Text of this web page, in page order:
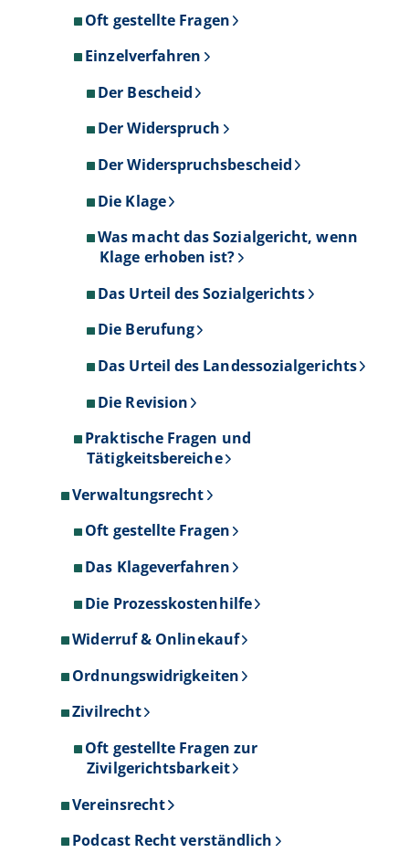
Oft gestellte Fragen
Einzelverfahren
Der Bescheid
Der Widerspruch
Der Widerspruchsbescheid
Die Klage
Was macht das Sozialgericht, wenn
Klage erhoben ist?
Das Urteil des Sozialgerichts
Die Berufung
Das Urteil des Landessozialgerichts
Die Revision
Praktische Fragen und
Tätigkeitsbereiche
Verwaltungsrecht
Oft gestellte Fragen
Das Klageverfahren
Die Prozesskostenhilfe
Widerruf & Onlinekauf
Ordnungswidrigkeiten
Zivilrecht
Oft gestellte Fragen zur
Zivilgerichtsbarkeit
Vereinsrecht
Podcast Recht verständlich